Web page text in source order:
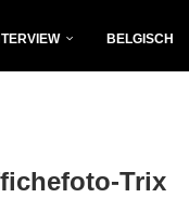
BELGISCH
Trix